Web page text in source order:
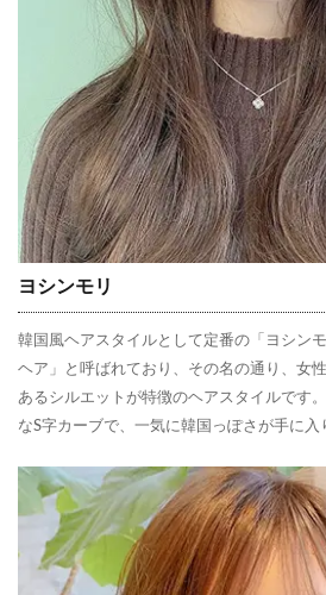
ヨシンモリ
韓国風ヘアスタイルとして定番の「ヨシン
ヘア」と呼ばれており、その名の通り、女
あるシルエットが特徴のヘアスタイルです
なS字カーブで、一気に韓国っぽさが手に